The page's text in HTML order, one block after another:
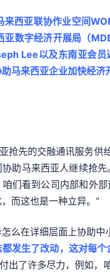
来西亚联协作业空间
数字经济开展局（
Lee以及东南亚会
马来西亚企业加快经济
抢先的交融通讯服务供
助马来西亚人继续抢
们看到公司内部和外
而这也是一种立异。”
么在详细层面上协助中
发生了改动，这对每
出了许多尽力，例如，